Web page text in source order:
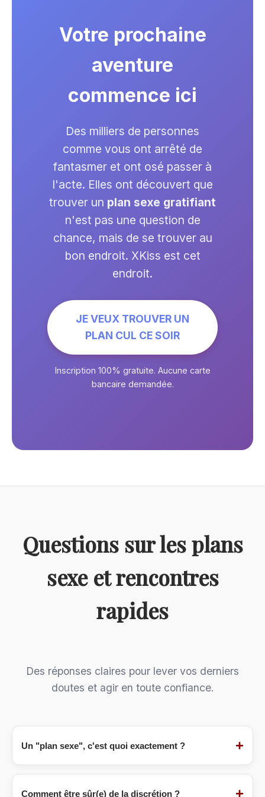
Votre prochaine
aventure
commence ici
Des milliers de personnes
comme vous ont arrêté de
fantasmer et ont osé passer à
l'acte. Elles ont découvert que
trouver un plan sexe gratifiant
n'est pas une question de
chance, mais de se trouver au
bon endroit. XKiss est cet
endroit.
JE VEUX TROUVER UN
PLAN CUL CE SOIR
Inscription 100% gratuite. Aucune carte
bancaire demandée.
Questions sur les plans
sexe et rencontres
rapides
Des réponses claires pour lever vos derniers
doutes et agir en toute confiance.
Un "plan sexe", c'est quoi exactement ? +
Unplan sexe(ou "plan cul") désigne une
rencontre à but purement sexuel, sans
Comment être sûr(e) de la discrétion ? +